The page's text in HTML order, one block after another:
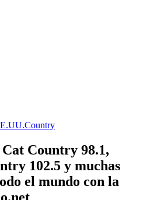
Country
Country 98.1,
102.5 y muchas
el mundo con la